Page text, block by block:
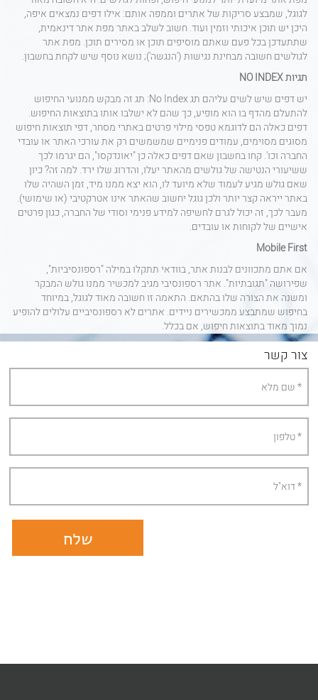
לגוגל, שמבצע סריקות של אתרים וממפה אותם: אילו דפים נמצאים איפה,
היכן יש תוכן איכותי וזמין ועוד. חשוב לשלב באתר מפת אתר דינאמית,
שתתעדכן בכל פעם שאתם מוסיפים תוכן או מסירים תוכן. מפת אתר
לגולשים חשובה מבחינת נגישות ('הנגשה'); נושא נוסף שיש לקחת בחשבון.
תגיותNO INDEX
יש דפים שיש לשים עליהם תגNo Index: תג זה מבקש ממנועי החיפוש
להתעלם מהדף בו הוא מופיע, כך שהם לא ישלבו אותו בתוצאות החיפוש.
דפים כאלה הם לדוגמא טפסי מילוי פרטים באתרי מסחר, דפי תוצאות חיפוש
מסוגים מסוימים, עמודים פנימיים שמשמשים רק את עורכי האתר או עובדי
החברה וכו'. קחו בחשבון שאם דפים כאלה כן "יאונדקסו", הם יגרמו לכך
ששיעורי הנטישה של גולשים מהאתר יעלו, והדרוג שלו ירד. למה זה? כיון
שאם גולש מגיע לעמוד שלא מיועד לו, הוא יצא ממנו מיד, זמן השהיה שלו
באתר ייראה קצר יותר ולכן גוגל יחשוב שהאתר אינו אטרקטיבי (או שימושי).
מעבר לכך, זה יכול לגרם לחשיפה למידע פנימי וסודי של החברה, כגון פרטים
אישיים של לקוחות או עובדים.
Mobile First
אם אתם מתכוונים לבנות אתר, בוודאי תתקלו במילה "רספונסיביות",
שפירושה "תגובתיות". אתר רספונסיבי מגיב למכשיר ממנו גולש המבקר
ומשנה את הצורה שלו בהתאם. התאמה זו חשובה מאוד לגוגל, במיוחד
בחיפוש שמתבצע ממכשירים ניידים. אתרים לא רספונסיביים עלולים להופיע
נמוך מאוד בתוצאות חיפוש, אם בכלל.
צור קשר